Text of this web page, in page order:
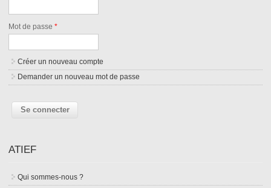
Mot de passe*
Créer un nouveau compte
Demander un nouveau mot de passe
ATIEF
Qui sommes-nous ?